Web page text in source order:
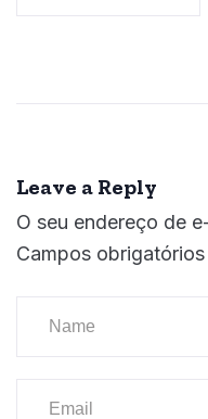
Leave a Reply
O seu endereço de
Campos